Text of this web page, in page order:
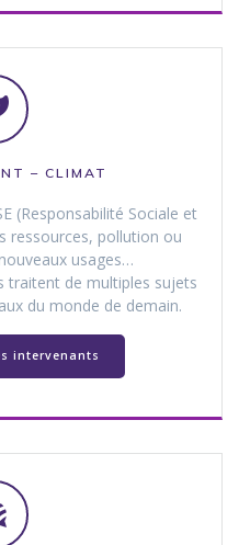
– CLIMAT
(Responsabilité Sociale et
ressources, pollution ou
usages…
traitent de multiples sujets
du monde de demain.
intervenants